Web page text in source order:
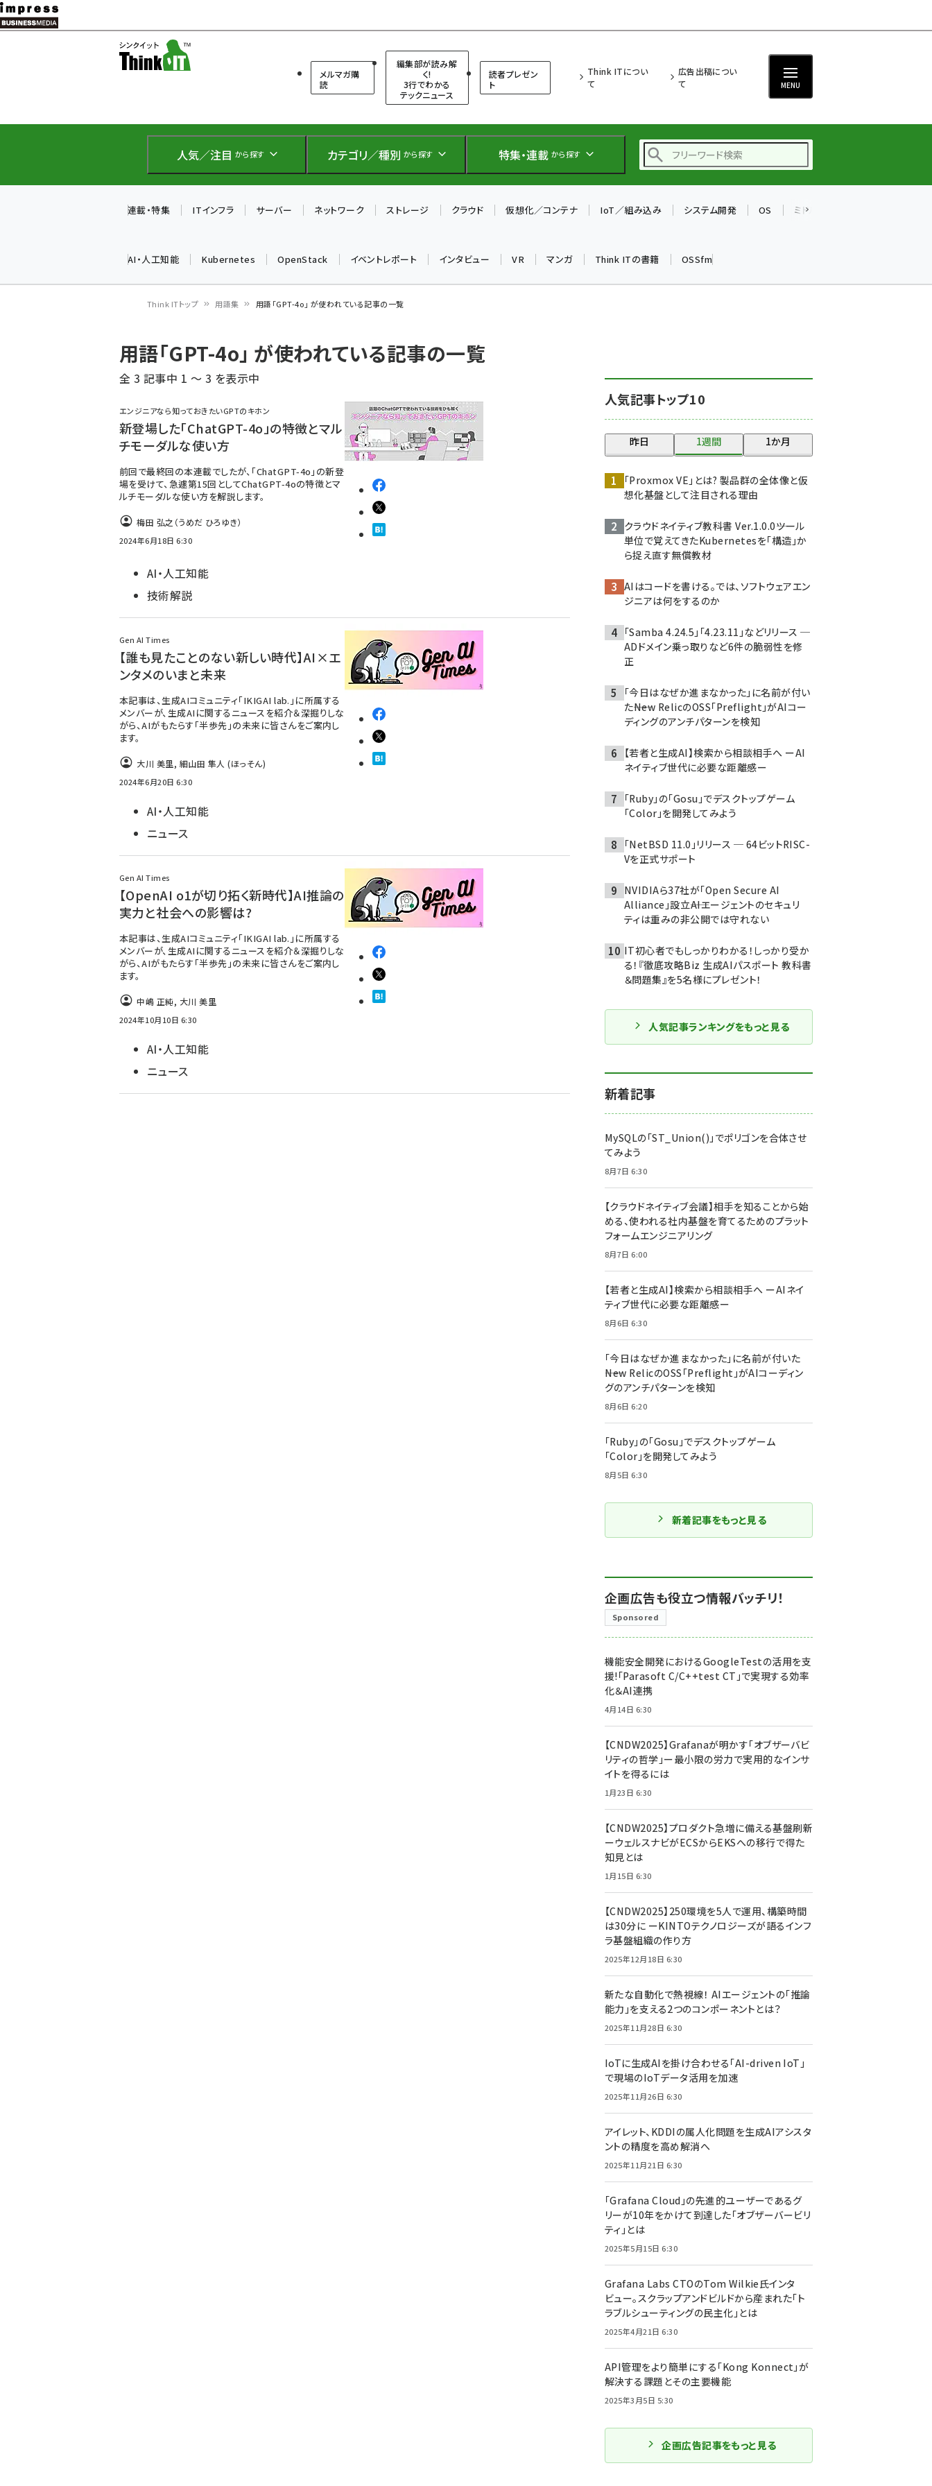
メ
イ
テ
に
メルマガ購
読
編集部が読み解
く!
3行でわかる
テックニュース
読者プレゼン
ト
Think ITについ
て
広告出稿につい
て
MENU
人気／注目 から探す カテゴリ／種別 から探す 特集・連載 から探す
仲間と築いた勝利の絆～
drupal (1966)
genai (1494)
abc123 (1371)
連載・特集 ITインフラ サーバー ネットワーク ストレージ クラウド 仮想化／コンテナ IoT／組み込み システム開発 OS ミドルウェア
AI・人工知能 Kubernetes OpenStack イベントレポート インタビュー VR マンガ Think ITの書籍 OSSfm
ン
く
ず
Think ITトップ 用語集 用語「GPT-4o」 が使われている記事の一覧
用語「GPT-4o」 が使われている記事の一覧
全 3 記事中 1 ～ 3 を表示中
エンジニアなら知っておきたいGPTのキホン
新登場した「ChatGPT-4o」の特徴とマル
チモーダルな使い方
前回で最終回の本連載でしたが、「ChatGPT-4o」の新登
場を受けて、急遽第15回としてChatGPT-4oの特徴とマ
ルチモーダルな使い方を解説します。
梅田 弘之（うめだ ひろゆき）
2024年6月18日 6:30
AI・人工知能
技術解説
Gen AI Times
【誰も見たことのない新しい時代】AI×エ
ンタメのいまと未来
本記事は、生成AIコミュニティ「IKIGAI lab.」に所属する
メンバーが、生成AIに関するニュースを紹介＆深掘りしな
がら、AIがもたらす「半歩先」の未来に皆さんをご案内し
ます。
大川 美里, 細山田 隼人 (ほっそん)
2024年6月20日 6:30
AI・人工知能
ニュース
Gen AI Times
【OpenAI o1が切り拓く新時代】AI推論の
実力と社会への影響は?
本記事は、生成AIコミュニティ「IKIGAI lab.」に所属する
メンバーが、生成AIに関するニュースを紹介＆深掘りしな
がら、AIがもたらす「半歩先」の未来に皆さんをご案内し
ます。
中嶋 正純, 大川 美里
2024年10月10日 6:30
AI・人工知能
ニュース
人気記事トップ10
昨日 1週間 1か月
「Proxmox VE」とは? 製品群の全体像と仮
想化基盤として注目される理由
クラウドネイティブ教科書 Ver.1.0.0――ツール
単位で覚えてきたKubernetesを「構造」か
ら捉え直す無償教材
AIはコードを書ける。では、ソフトウェアエン
ジニアは何をするのか
「Samba 4.24.5」「4.23.11」などリリース ─
ADドメイン乗っ取りなど6件の脆弱性を修
正
「今日はなぜか進まなかった」に名前が付い
た――New RelicのOSS「Preflight」がAIコー
ディングのアンチパターンを検知
【若者と生成AI】検索から相談相手へ ーAI
ネイティブ世代に必要な距離感ー
「Ruby」の「Gosu」でデスクトップゲーム
「Color」を開発してみよう
「NetBSD 11.0」リリース ─ 64ビットRISC-
Vを正式サポート
NVIDIAら37社が「Open Secure AI
Alliance」設立――AIエージェントのセキュリ
ティは重みの非公開では守れない
IT初心者でもしっかりわかる！しっかり受か
る！『徹底攻略Biz 生成AIパスポート 教科書
＆問題集』を5名様にプレゼント！
人気記事ランキングをもっと見る
新着記事
MySQLの「ST_Union()」でポリゴンを合体させ
てみよう
8月7日 6:30
【クラウドネイティブ会議】相手を知ることから始
める、使われる社内基盤を育てるためのプラット
フォームエンジニアリング
8月7日 6:00
【若者と生成AI】検索から相談相手へ ーAIネイ
ティブ世代に必要な距離感ー
8月6日 6:30
「今日はなぜか進まなかった」に名前が付いた
――New RelicのOSS「Preflight」がAIコーディン
グのアンチパターンを検知
8月6日 6:20
「Ruby」の「Gosu」でデスクトップゲーム
「Color」を開発してみよう
8月5日 6:30
新着記事をもっと見る
企画広告も役立つ情報バッチリ！
Sponsored
機能安全開発におけるGoogleTestの活用を支
援!「Parasoft C/C++test CT」で実現する効率
化＆AI連携
4月14日 6:30
【CNDW2025】Grafanaが明かす「オブザーバビ
リティの哲学」ー最小限の労力で実用的なインサ
イトを得るには
1月23日 6:30
【CNDW2025】プロダクト急増に備える基盤刷新
ーウェルスナビがECSからEKSへの移行で得た
知見とは
1月15日 6:30
【CNDW2025】250環境を5人で運用、構築時間
は30分に ーKINTOテクノロジーズが語るインフ
ラ基盤組織の作り方
2025年12月18日 6:30
新たな自動化で熱視線！ AIエージェントの「推論
能力」を支える2つのコンポーネントとは？
2025年11月28日 6:30
IoTに生成AIを掛け合わせる「AI-driven IoT」
で現場のIoTデータ活用を加速
2025年11月26日 6:30
アイレット、KDDIの属人化問題を生成AIアシスタ
ントの精度を高め解消へ
2025年11月21日 6:30
「Grafana Cloud」の先進的ユーザーであるグ
リーが10年をかけて到達した「オブザーバービリ
ティ」とは
2025年5月15日 6:30
Grafana Labs CTOのTom Wilkie氏インタ
ビュー。スクラップアンドビルドから産まれた「ト
ラブルシューティングの民主化」とは
2025年4月21日 6:30
API管理をより簡単にする「Kong Konnect」が
解決する課題とその主要機能
2025年3月5日 5:30
企画広告記事をもっと見る